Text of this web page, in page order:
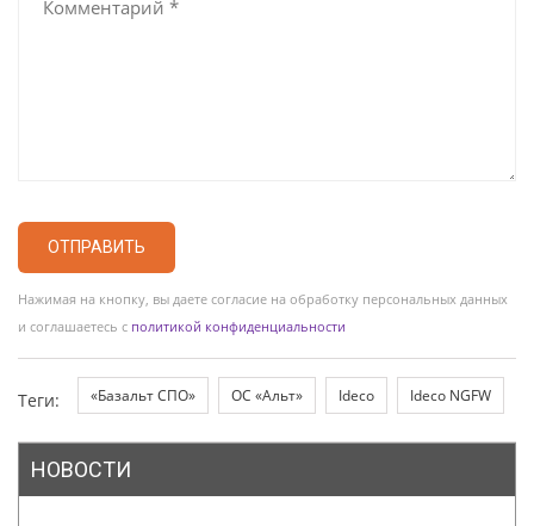
ОТПРАВИТЬ
Нажимая на кнопку, вы даете согласие на обработку персональных данных
и соглашаетесь с политикой конфиденциальности
Теги: «Базальт СПО» ОС «Альт» Ideco Ideco NGFW
НОВОСТИ